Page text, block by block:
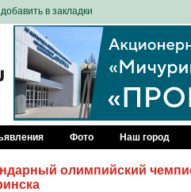
добавить в закладки
Фото Наш город
олимпийский